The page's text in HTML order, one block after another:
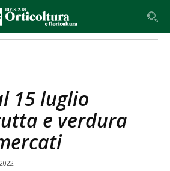
15 luglio
e verdura